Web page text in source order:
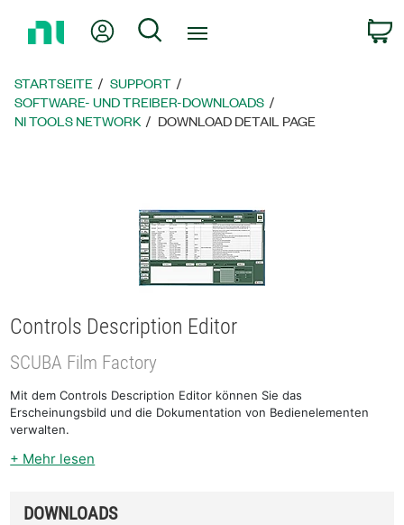
zur
Mein KontoSuche
STARTSEITE
SUPPORT
SOFTWARE- UND TREIBER-DOWNLOADS
NI TOOLS NETWORK
DOWNLOAD DETAIL PAGE
Controls Description Editor
SCUBA Film Factory
Mit dem Controls Description Editor können Sie das
Erscheinungsbild und die Dokumentation von Bedienelementen
verwalten.
+ Mehr lesen
DOWNLOADS